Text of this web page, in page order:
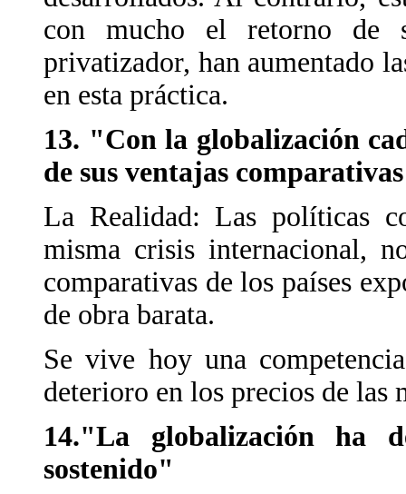
con mucho el retorno de
privatizador, han aumentado
en esta práctica.
13. "Con la globalización
de sus ventajas
La Realidad: Las políticas
misma crisis internacional,
comparativas de los países
de obra barata.
Se vive hoy una
deterioro en los precios de las
14."La globalización ha
sostenido"